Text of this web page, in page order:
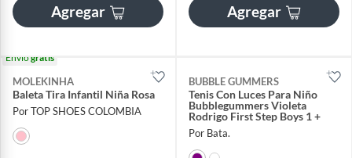
Agregar Agregar
Envíogratis
MOLEKINHA
Baleta Tira Infantil Niña Rosa
Por TOP SHOES COLOMBIA
BUBBLE GUMMERS
Tenis Con Luces Para Niño
Bubblegummers Violeta
Rodrigo First Step Boys 1 +
Por Bata.